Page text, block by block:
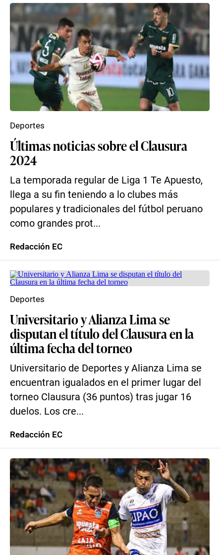
Últimas noticias sobre el Clausura
2024
La temporada regular de Liga 1 Te Apuesto,
llega a su fin teniendo a lo clubes más
populares y tradicionales del fútbol peruano
como grandes prot...
Deportes
Redacción EC
Universitario y Alianza Lima se
disputan el título del Clausura en la
última fecha del torneo
Universitario de Deportes y Alianza Lima se
encuentran igualados en el primer lugar del
torneo Clausura (36 puntos) tras jugar 16
duelos. Los cre...
Deportes
Redacción EC